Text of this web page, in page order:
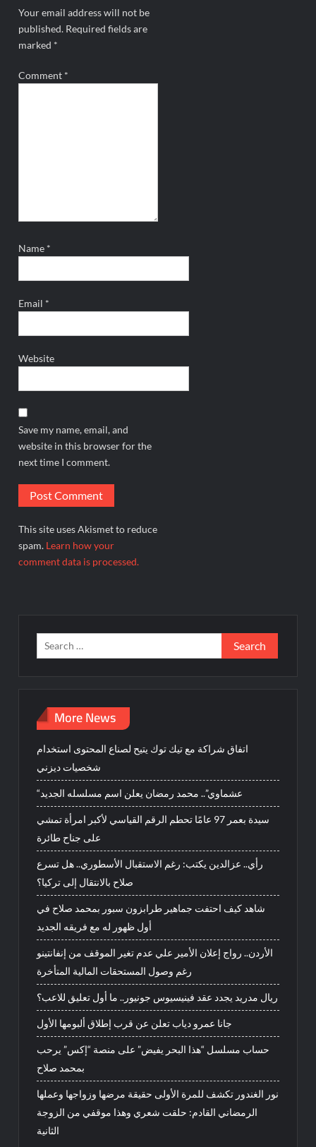
Your email address will not be
published. Required fields are
marked *
Comment *
Name *
Email *
Website
Save my name, email, and
website in this browser for the
next time I comment.
This site uses Akismet to reduce
spam. Learn how your
comment data is processed.
Search
for:
More News
اتفاق شراكة مع تيك توك يتيح لصناع المحتوى استخدام
شخصيات ديزني
“عشماوي”.. محمد رمضان يعلن اسم مسلسله الجديد
سيدة بعمر 97 عامًا تحطم الرقم القياسي لأكبر امرأة تمشي
على جناح طائرة
رأي.. عزالدين يكتب: رغم الاستقبال الأسطوري.. هل تسرع
صلاح بالانتقال إلى تركيا؟
شاهد كيف احتفت جماهير طرابزون سبور بمحمد صلاح في
أول ظهور له مع فريقه الجديد
الأردن.. رواج إعلان الأمير علي عدم تغير الموقف من إنفانتينو
رغم وصول المستحقات المالية المتأخرة
ريال مدريد يجدد عقد فينيسيوس جونيور.. ما أول تعليق للاعب؟
جانا عمرو دياب تعلن عن قرب إطلاق ألبومها الأول
حساب مسلسل “هذا البحر يفيض” على منصة “إكس” يرحب
بمحمد صلاح
نور الغندور تكشف للمرة الأولى حقيقة مرضها وزواجها وعملها
الرمضاني القادم: حلقت شعري وهذا موقفي من الزوجة
الثانية